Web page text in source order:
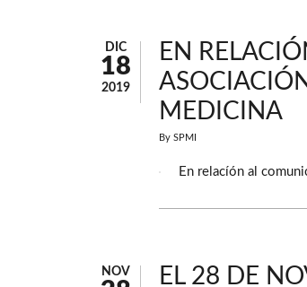
DIC
18
2019
EN
MEDICINA
By SPMI
En relacíón al
NOV EL 28 DE